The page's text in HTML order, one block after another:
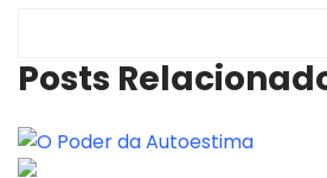
Posts